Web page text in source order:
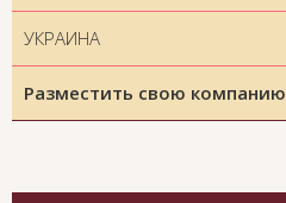
УКРАИНА
Разместить свою компанию